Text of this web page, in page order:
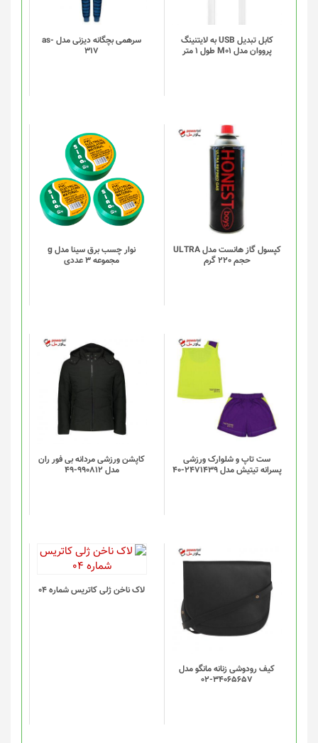
کابل تبدیل USB به لایتنینگ
پرووان مدل M01 طول 1 متر
سرهمی بچگانه دیزنی مدل as-
317
کپسول گاز هانست مدل ULTRA
حجم 220 گرم
نوار چسب برق سینا مدل g
مجموعه 3 عددی
ست تاپ و شلوارک ورزشی
پسرانه تیتیش مدل 2471439-40
کاپشن ورزشی مردانه بی فور ران
مدل 990812-49
کیف رودوشی زنانه مانگو مدل
34065657-02
لاک ناخن ژلی کاتریس شماره 04